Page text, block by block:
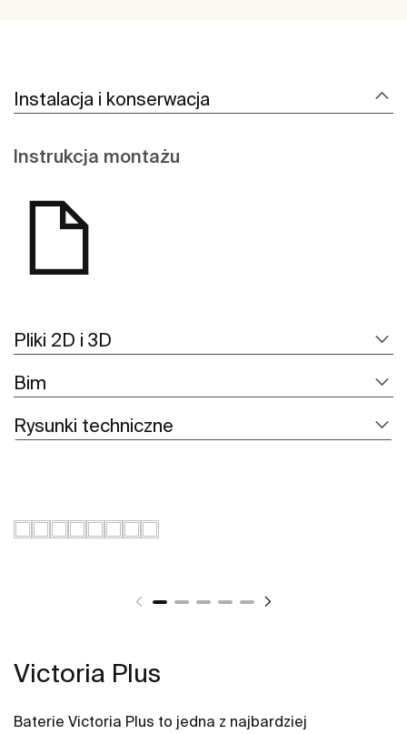
Instalacja i konserwacja
Instrukcja montażu
Pliki 2D i 3D
Bim
Rysunki techniczne
Victoria Plus
Baterie Victoria Plus to jedna z najbardziej